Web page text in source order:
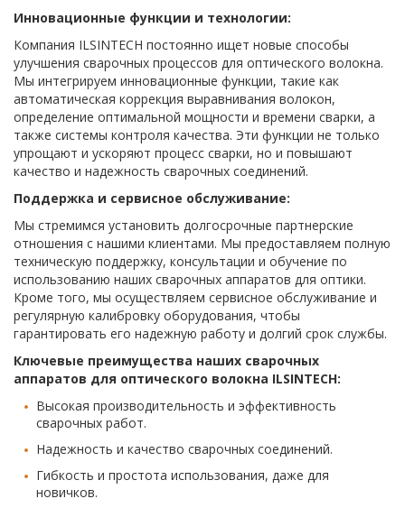
Инновационные функции и технологии:
Компания ILSINTECH постоянно ищет новые способы
улучшения сварочных процессов для оптического волокна.
Мы интегрируем инновационные функции, такие как
автоматическая коррекция выравнивания волокон,
определение оптимальной мощности и времени сварки, а
также системы контроля качества. Эти функции не только
упрощают и ускоряют процесс сварки, но и повышают
качество и надежность сварочных соединений.
Поддержка и сервисное обслуживание:
Мы стремимся установить долгосрочные партнерские
отношения с нашими клиентами. Мы предоставляем полную
техническую поддержку, консультации и обучение по
использованию наших сварочных аппаратов для оптики.
Кроме того, мы осуществляем сервисное обслуживание и
регулярную калибровку оборудования, чтобы
гарантировать его надежную работу и долгий срок службы.
Ключевые преимущества наших сварочных
аппаратов для оптического волокна ILSINTECH:
Высокая производительность и эффективность
сварочных работ.
Надежность и качество сварочных соединений.
Гибкость и простота использования, даже для
новичков.